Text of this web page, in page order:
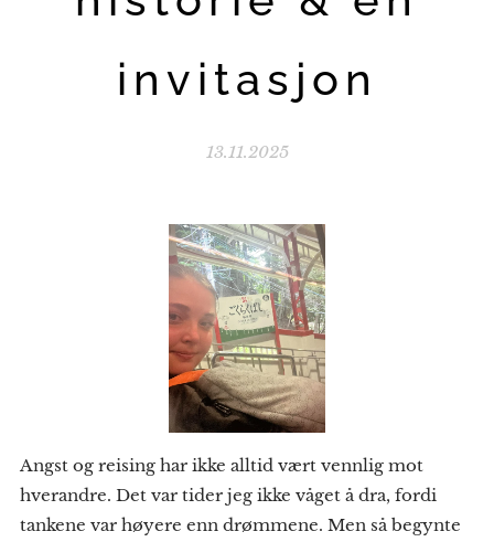
invitasjon
13.11.2025
Angst og reising har ikke alltid vært vennlig mot
hverandre. Det var tider jeg ikke våget å dra, fordi
tankene var høyere enn drømmene. Men så begynte